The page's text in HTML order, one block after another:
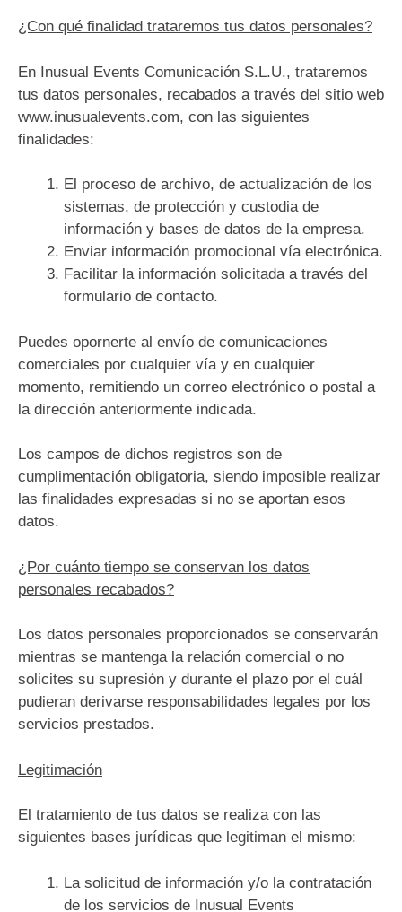
¿Con qué finalidad trataremos tus datos personales?
En Inusual Events Comunicación S.L.U., trataremos
tus datos personales, recabados a través del sitio web
www.inusualevents.com, con las siguientes
finalidades:
El proceso de archivo, de actualización de los
sistemas, de protección y custodia de
información y bases de datos de la empresa.
Enviar información promocional vía electrónica.
Facilitar la información solicitada a través del
formulario de contacto.
Puedes opornerte al envío de comunicaciones
comerciales por cualquier vía y en cualquier
momento, remitiendo un correo electrónico o postal a
la dirección anteriormente indicada.
Los campos de dichos registros son de
cumplimentación obligatoria, siendo imposible realizar
las finalidades expresadas si no se aportan esos
datos.
¿Por cuánto tiempo se conservan los datos
personales recabados?
Los datos personales proporcionados se conservarán
mientras se mantenga la relación comercial o no
solicites su supresión y durante el plazo por el cuál
pudieran derivarse responsabilidades legales por los
servicios prestados.
Legitimación
El tratamiento de tus datos se realiza con las
siguientes bases jurídicas que legitiman el mismo:
La solicitud de información y/o la contratación
de los servicios de Inusual Events